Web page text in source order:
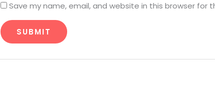
Save my name, email, and website in this browser for